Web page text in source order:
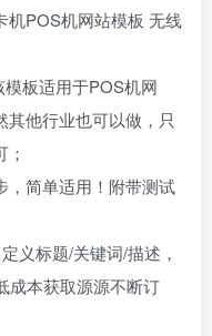
机POS机网站模板 无线
板适用于POS机网
他行业也可以做，只
，简单适用！附带测试
义标题/关键词/描述，
成本获取源源不断订